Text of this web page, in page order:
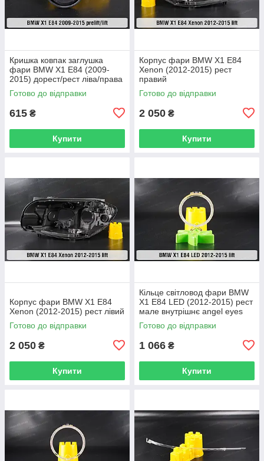
Кришка ковпак заглушка
фари BMW X1 E84 (2009-
2015) дорест/рест ліва/права
Готово до відправки
615 ₴
Купити
Корпус фари BMW X1 E84
Xenon (2012-2015) рест
правий
Готово до відправки
2 050 ₴
Купити
Корпус фари BMW X1 E84
Xenon (2012-2015) рест лівий
Готово до відправки
2 050 ₴
Купити
Кільце світловод фари BMW
X1 E84 LED (2012-2015) рест
мале внутрішнє angel eyes
ліве/праве
Готово до відправки
1 066 ₴
Купити